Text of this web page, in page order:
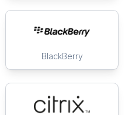
BlackBerry